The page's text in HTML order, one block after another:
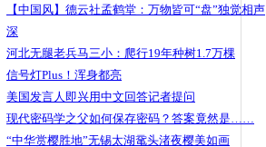
【中国风】德云社孟鹤堂：万物皆可“盘”独觉相声
深
河北无腿老兵马三小：爬行19年种树1.7万棵
信号灯Plus！浑身都亮
美国发言人即兴用中文回答记者提问
现代密码学之父如何保存密码？答案竟然是……
“中华赏樱胜地”无锡太湖鼋头渚夜樱美如画